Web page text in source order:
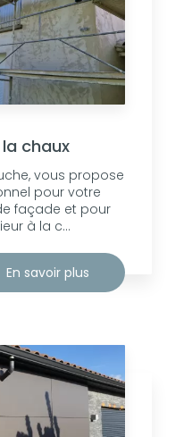
chaux
vous propose
pour votre
façade et pour
à la c...
En savoir plus